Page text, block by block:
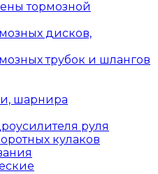
тормозной
дисков,
трубок и шлангов
шарнира
руля
кулаков